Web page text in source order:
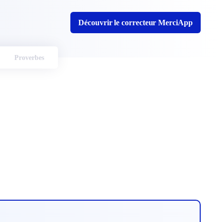
Découvrir le correcteur MerciApp
Proverbes